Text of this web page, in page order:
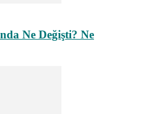
Ne Değişti? Ne